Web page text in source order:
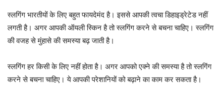
स्लगिंग भारतीयों के लिए बहुत फायदेमंद है। इससे आपकी त्वचा डिहाइड्रेटेड नहीं
लगती है। अगर आपकी ऑयली स्किन है तो स्लगिंग करने से बचना चाहिए। स्लगिंग
की वजह से मुंहासे की समस्या बढ़ जाती है।
स्लगिंग हर किसी के लिए नहीं होता है। अगर आपको एक्ने की समस्या है तो स्लगिंग
करने से बचना चाहिए। ये आपकी परेशानियों को बढ़ाने का काम कर सकता है।